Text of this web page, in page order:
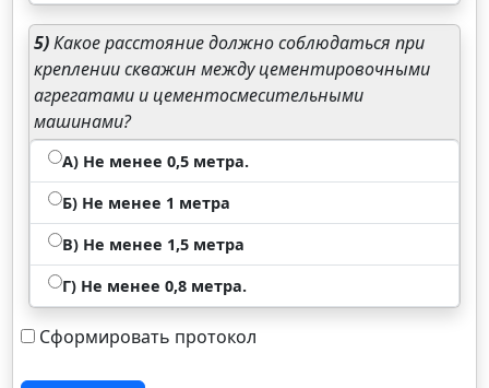
5)Какое расстояние должно соблюдаться при
креплении скважин между цементировочными
агрегатами и цементосмесительными
машинами?
А) Не менее 0,5 метра.
Б) Не менее 1 метра
В) Не менее 1,5 метра
Г) Не менее 0,8 метра.
Сформировать протокол